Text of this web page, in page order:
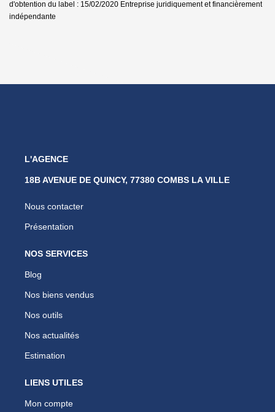
d'obtention du label : 15/02/2020 Entreprise juridiquement et financièrement
indépendante
L'AGENCE
18B AVENUE DE QUINCY, 77380 COMBS LA VILLE
Nous contacter
Présentation
NOS SERVICES
Blog
Nos biens vendus
Nos outils
Nos actualités
Estimation
LIENS UTILES
Mon compte